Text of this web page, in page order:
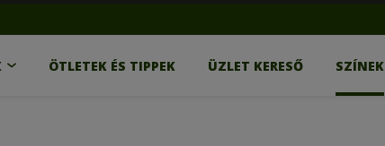
ÖTLETEK ÉS TIPPEK ÜZLET KERESŐ SZÍNEK